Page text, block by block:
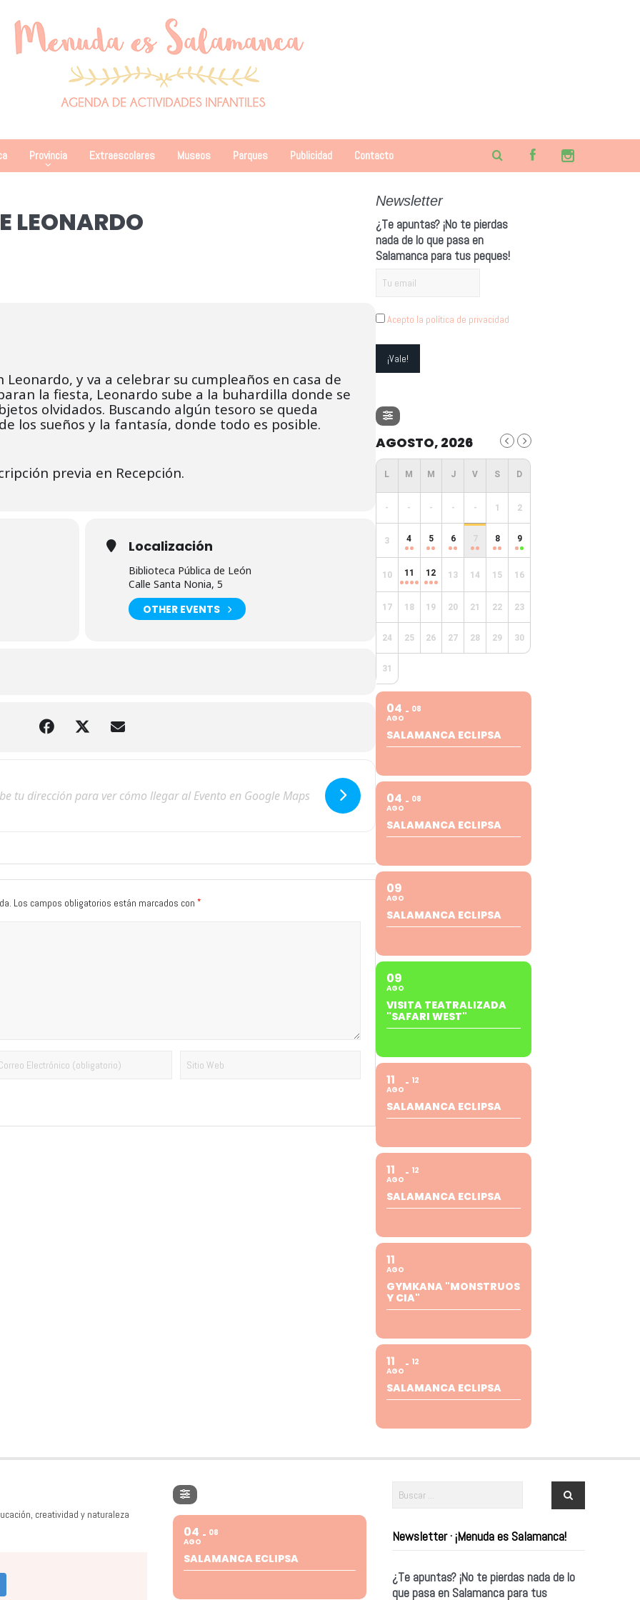
Provincia Extraescolares Museos Parques Publicidad Contacto
LEONARDO
Leonardo, y va a celebrar su cumpleaños en casa de
la fiesta, Leonardo sube a la buhardilla donde se
olvidados. Buscando algún tesoro se queda
los sueños y la fantasía, donde todo es posible.
previa en Recepción.
Localización
Biblioteca Pública de León
Calle Santa Nonia, 5
OTHER EVENTS
Los campos obligatorios están marcados con *
Newsletter
¿Te apuntas? ¡No te pierdas
nada de lo que pasa en
Salamanca para tus peques!
Acepto la política de privacidad
AGOSTO, 2026
- - - - - 1 2
3 4 5 6 7 8 9
10 11 12 13 14 15 16
17 18 19 20 21 22 23
24 25 26 27 28 29 30
31
04
AGO
08
SALAMANCA ECLIPSA
04
AGO
08
SALAMANCA ECLIPSA
09
AGO
SALAMANCA ECLIPSA
09
AGO
VISITA TEATRALIZADA
"SAFARI WEST"
11
AGO
12
SALAMANCA ECLIPSA
11
AGO
12
SALAMANCA ECLIPSA
11
AGO
GYMKANA "MONSTRUOS
Y CIA"
11
AGO
12
SALAMANCA ECLIPSA
creatividad y naturaleza
04
AGO
08
SALAMANCA ECLIPSA
Newsletter · ¡Menuda es Salamanca!
¿Te apuntas? ¡No te pierdas nada de lo
que pasa en Salamanca para tus